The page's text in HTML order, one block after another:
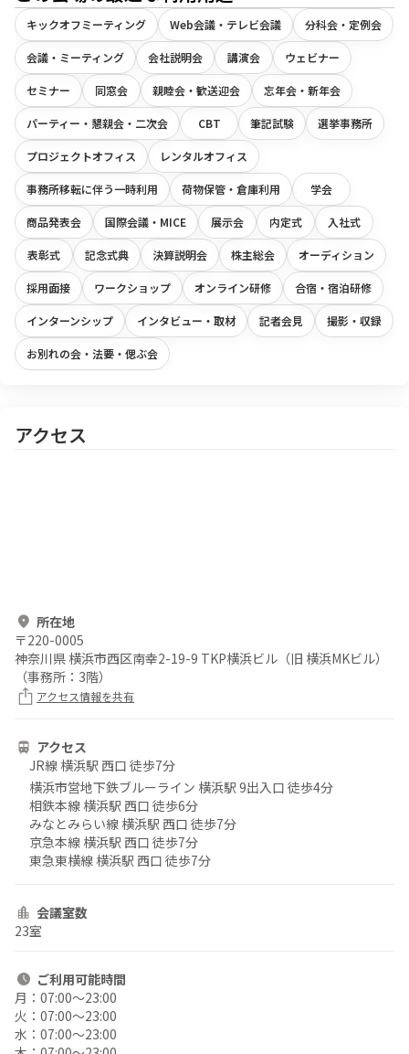
キックオフミーティング Web会議・テレビ会議 分科会・定例会
会議・ミーティング 会社説明会 講演会 ウェビナー
セミナー 同窓会 親睦会・歓送迎会 忘年会・新年会
パーティー・懇親会・二次会 CBT 筆記試験 選挙事務所
プロジェクトオフィス レンタルオフィス
事務所移転に伴う一時利用 荷物保管・倉庫利用 学会
商品発表会 国際会議・MICE 展示会 内定式 入社式
表彰式 記念式典 決算説明会 株主総会 オーディション
採用面接 ワークショップ オンライン研修 合宿・宿泊研修
インターンシップ インタビュー・取材 記者会見 撮影・収録
お別れの会・法要・偲ぶ会
アクセス
所在地
〒220-0005
神奈川県 横浜市西区南幸2-19-9 TKP横浜ビル（旧 横浜MKビル）
（事務所：3階）
アクセス情報を共有
アクセス
JR線 横浜駅 西口 徒歩7分
横浜市営地下鉄ブルーライン 横浜駅 9出入口 徒歩4分
相鉄本線 横浜駅 西口 徒歩6分
みなとみらい線 横浜駅 西口 徒歩7分
京急本線 横浜駅 西口 徒歩7分
東急東横線 横浜駅 西口 徒歩7分
会議室数
23室
ご利用可能時間
月： 07:00〜23:00
火： 07:00〜23:00
水： 07:00〜23:00